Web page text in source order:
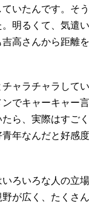
いたんです。そ
明るくて、気遣
高さんから距離
ャラチャラして
でキャーキャー
ら、実際はすご
年なんだと好感
ろいろな人の立
が広く、たくさ